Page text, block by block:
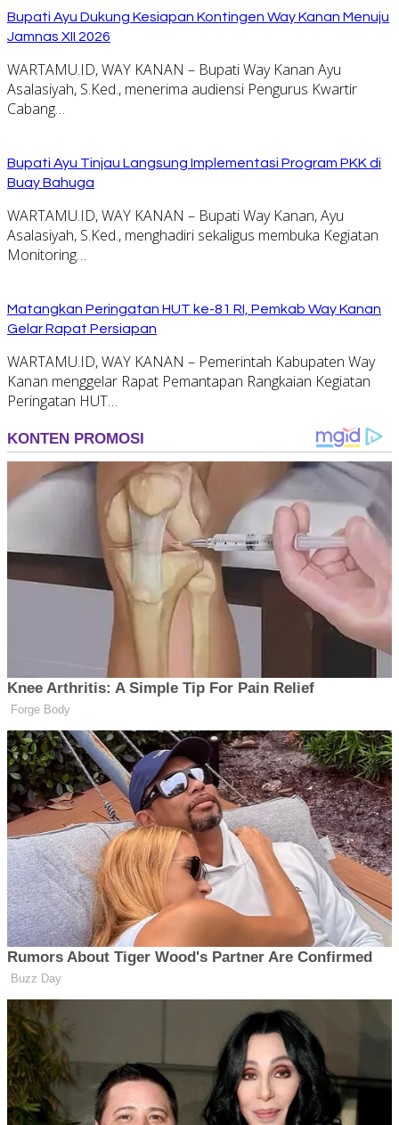
Bupati Ayu Dukung Kesiapan Kontingen Way Kanan Menuju
Jamnas XII 2026
WARTAMU.ID, WAY KANAN – Bupati Way Kanan Ayu
Asalasiyah, S.Ked., menerima audiensi Pengurus Kwartir
Cabang…
Bupati Ayu Tinjau Langsung Implementasi Program PKK di
Buay Bahuga
WARTAMU.ID, WAY KANAN – Bupati Way Kanan, Ayu
Asalasiyah, S.Ked., menghadiri sekaligus membuka Kegiatan
Monitoring…
Matangkan Peringatan HUT ke-81 RI, Pemkab Way Kanan
Gelar Rapat Persiapan
WARTAMU.ID, WAY KANAN – Pemerintah Kabupaten Way
Kanan menggelar Rapat Pemantapan Rangkaian Kegiatan
Peringatan HUT…